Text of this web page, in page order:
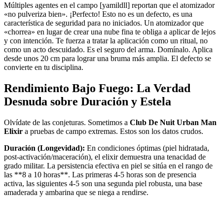
Múltiples agentes en el campo [yamildll] reportan que el atomizador
«no pulveriza bien». ¡Perfecto! Esto no es un defecto, es una
característica de seguridad para no iniciados. Un atomizador que
«chorrea» en lugar de crear una nube fina te obliga a aplicar de lejos
y con intención. Te fuerza a tratar la aplicación como un ritual, no
como un acto descuidado. Es el seguro del arma. Domínalo. Aplica
desde unos 20 cm para lograr una bruma más amplia. El defecto se
convierte en tu disciplina.
Rendimiento Bajo Fuego: La Verdad
Desnuda sobre Duración y Estela
Olvídate de las conjeturas. Sometimos a Club De Nuit Urban Man
Elixir a pruebas de campo extremas. Estos son los datos crudos.
Duración (Longevidad): En condiciones óptimas (piel hidratada,
post-activación/maceración), el elixir demuestra una tenacidad de
grado militar. La persistencia efectiva en piel se sitúa en el rango de
las **8 a 10 horas**. Las primeras 4-5 horas son de presencia
activa, las siguientes 4-5 son una segunda piel robusta, una base
amaderada y ambarina que se niega a rendirse.